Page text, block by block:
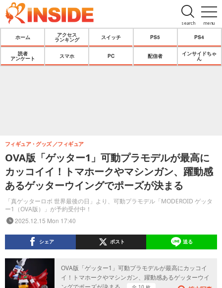
menu
search
ホーム
アクセス
ランキング
スイッチ PS5 PS4
読者
アンケート
スマホ PC 配信者
インサイドちゃ
ん
OVA版「ゲッター1」可動プラモデルが最高に
カッコイイ！トマホークやマシンガン、躍動感
あるゲッターウイングでポーズが決まる
「真ゲッターロボ 世界最後の日」より、可動プラモデル「MODEROID ゲッタ
ー1（OVA版）」が予約受付中！
フィギュア・グッズ フィギュア
2025.12.15 Mon 17:40
シェア ポスト 送る
OVA版「ゲッター1」可動プラモデルが最高にカッコイ
イ！トマホークやマシンガン、躍動感あるゲッターウイ